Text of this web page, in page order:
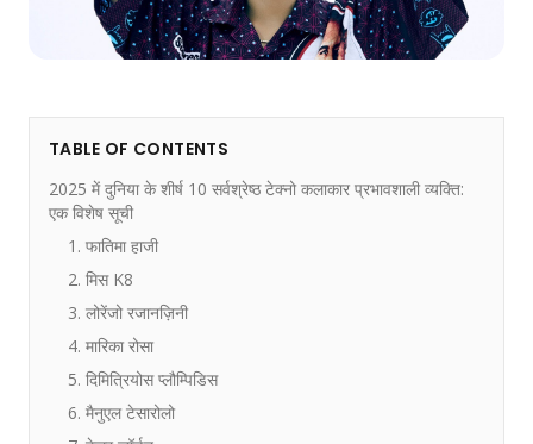
TABLE OF CONTENTS
2025 में दुनिया के शीर्ष 10 सर्वश्रेष्ठ टेक्नो कलाकार प्रभावशाली व्यक्ति:
एक विशेष सूची
1. फातिमा हाजी
2. मिस K8
3. लोरेंजो रजानज़िनी
4. मारिका रोसा
5. दिमित्रियोस प्लौम्पिडिस
6. मैनुएल टेसारोलो